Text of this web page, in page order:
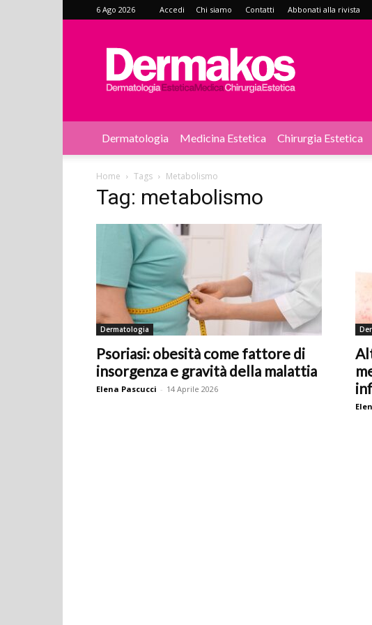
6 Ago 2026 Accedi Chi siamo Contatti Abbonati alla rivista
Dermakos
Dermatologia Medicina Estetica Chirurgia Estetica
Home Tags Metabolismo
Tag: metabolismo
Dermatologia
Psoriasi: obesità come fattore di
insorgenza e gravità della malattia
Elena Pascucci - 14 Aprile 2026